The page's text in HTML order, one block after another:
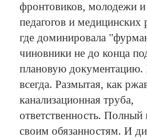
фронтовиков, молодежи и
педагогов и медицинских
где доминировала
чиновники не до конца
плановую документацию.
всегда. Размытая, как
канализационная труба,
ответственность.
своим обязанностям. И